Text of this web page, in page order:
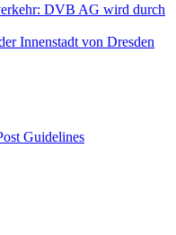
DVB AG wird durch
Innenstadt von Dresden
Guidelines